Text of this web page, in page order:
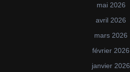
mai 2026
avril 2026
mars 2026
février 2026
janvier 2026